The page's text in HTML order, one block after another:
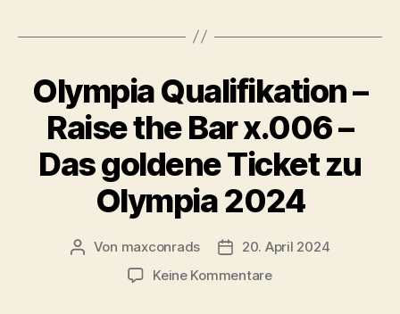
Olympia Qualifikation –
Raise the Bar x.006 –
Das goldene Ticket zu
Olympia 2024
Beitragsautor
Von maxconrads Beitragsdatum
20. April 2024
Keine Kommentarezu